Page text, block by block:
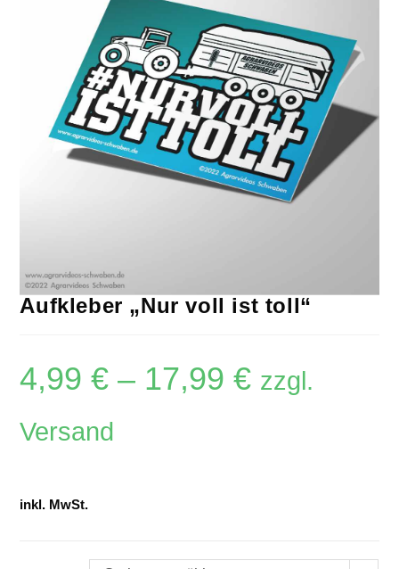
Aufkleber „Nur voll ist toll“
4,99€ – 17,99€ zzgl.
Versand
inkl. MwSt.